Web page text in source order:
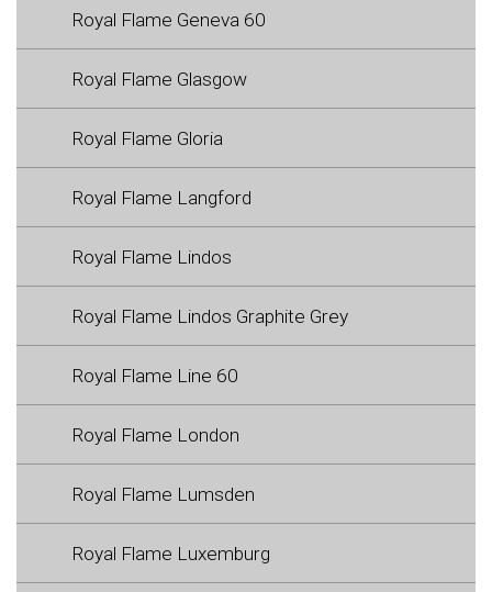
Royal Flame Geneva 60
Royal Flame Glasgow
Royal Flame Gloria
Royal Flame Langford
Royal Flame Lindos
Royal Flame Lindos Graphite Grey
Royal Flame Line 60
Royal Flame London
Royal Flame Lumsden
Royal Flame Luxemburg